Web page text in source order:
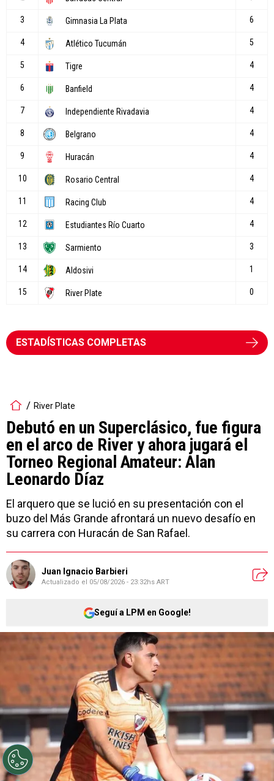
ESTADÍSTICAS COMPLETAS
River Plate
Debutó en un Superclásico, fue figura
en el arco de River y ahora jugará el
Torneo Regional Amateur: Alan
Leonardo Díaz
El arquero que se lució en su presentación con el
buzo del Más Grande afrontará un nuevo desafío en
su carrera con Huracán de San Rafael.
Juan Ignacio Barbieri
Actualizado el 05/08/2026 - 23:32hs ART
Seguí a LPM en Google!